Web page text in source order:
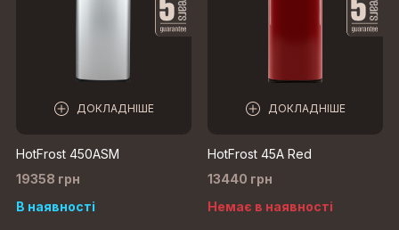
ДОКЛАДНІШЕ ДОКЛАДНІШЕ
HotFrost 450ASM
HotFrost 45A Red
19358 грн
13440 грн
В наявності
Немає в наявності